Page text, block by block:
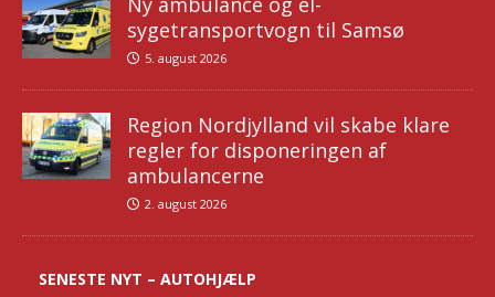
sygetransportvogn til Samsø
5. august 2026
Region Nordjylland vil skabe klare
regler for disponeringen af
ambulancerne
2. august 2026
SENESTE NYT – AUTOHJÆLP